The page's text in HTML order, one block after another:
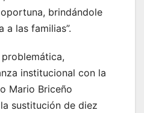
brindándole
a las familias”.
institucional con la
Mario Briceño
sustitución de diez